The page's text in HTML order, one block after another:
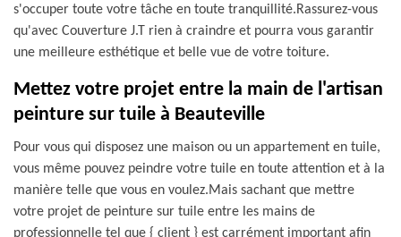
s'occuper toute votre tâche en toute tranquillité.Rassurez-vous
qu'avec Couverture J.T rien à craindre et pourra vous garantir
une meilleure esthétique et belle vue de votre toiture.
Mettez votre projet entre la main de l'artisan
peinture sur tuile à Beauteville
Pour vous qui disposez une maison ou un appartement en tuile,
vous même pouvez peindre votre tuile en toute attention et à la
manière telle que vous en voulez.Mais sachant que mettre
votre projet de peinture sur tuile entre les mains de
professionnelle tel que { client } est carrément important afin